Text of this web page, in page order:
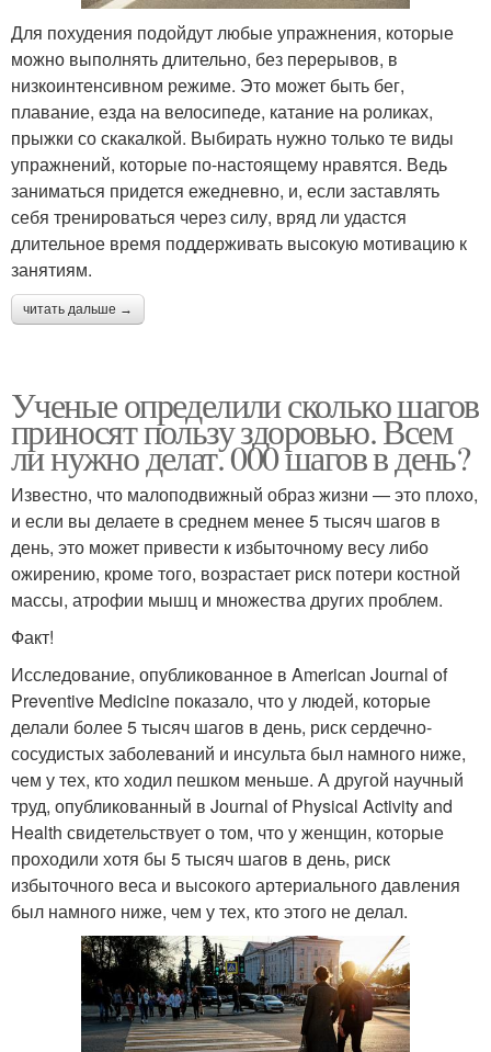
Для похудения подойдут любые упражнения, которые
можно выполнять длительно, без перерывов, в
низкоинтенсивном режиме. Это может быть бег,
плавание, езда на велосипеде, катание на роликах,
прыжки со скакалкой. Выбирать нужно только те виды
упражнений, которые по-настоящему нравятся. Ведь
заниматься придется ежедневно, и, если заставлять
себя тренироваться через силу, вряд ли удастся
длительное время поддерживать высокую мотивацию к
занятиям.
читать дальше →
Ученые определили сколько шагов
приносят пользу здоровью. Всем
ли нужно делат. 000 шагов в день?
Известно, что малоподвижный образ жизни — это плохо,
и если вы делаете в среднем менее 5 тысяч шагов в
день, это может привести к избыточному весу либо
ожирению, кроме того, возрастает риск потери костной
массы, атрофии мышц и множества других проблем.
Факт!
Исследование, опубликованное в American Journal of
Preventive Medicine показало, что у людей, которые
делали более 5 тысяч шагов в день, риск сердечно-
сосудистых заболеваний и инсульта был намного ниже,
чем у тех, кто ходил пешком меньше. А другой научный
труд, опубликованный в Journal of Physical Activity and
Health свидетельствует о том, что у женщин, которые
проходили хотя бы 5 тысяч шагов в день, риск
избыточного веса и высокого артериального давления
был намного ниже, чем у тех, кто этого не делал.